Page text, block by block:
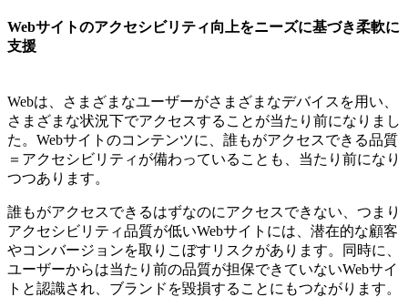
Webサイトのアクセシビリティ向上をニーズに基づき柔軟に
支援
Webは、さまざまなユーザーがさまざまなデバイスを用い、
さまざまな状況下でアクセスすることが当たり前になりまし
た。Webサイトのコンテンツに、誰もがアクセスできる品質
＝アクセシビリティが備わっていることも、当たり前になり
つつあります。
誰もがアクセスできるはずなのにアクセスできない、つまり
アクセシビリティ品質が低いWebサイトには、潜在的な顧客
やコンバージョンを取りこぼすリスクがあります。同時に、
ユーザーからは当たり前の品質が担保できていないWebサイ
トと認識され、ブランドを毀損することにもつながります。